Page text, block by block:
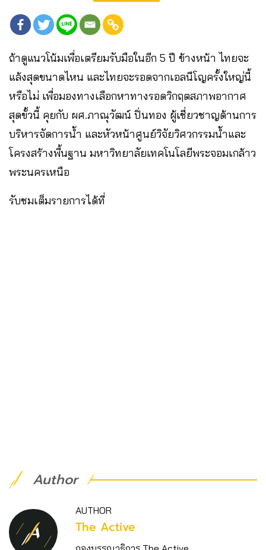
ถ้าดูแนวโน้มเพื่อเตรียมรับมือในอีก 5 ปี ข้างหน้า ไทยจะ
แล้งสุดขนาดไหน และไทยจะรอดจากเอลนีโญครั้งใหญ่นี้
หรือไม่ เพื่อมองทางเลือกหาทางรอดวิกฤตสภาพอากาศ
สุดขั้วนี้ คุยกับ ผศ.ภาณุวัฒน์ ปิ่นทอง ผู้เชี่ยวชาญด้านการ
บริหารจัดการน้ำ และหัวหน้าศูนย์วิจัยวิศวกรรมน้ำและ
โครงสร้างพื้นฐาน มหาวิทยาลัยเทคโนโลยีพระจอมเกล้าว
พระนครเหนือ
รับชมเต็มรายการได้ที่
Author
AUTHOR
The Active